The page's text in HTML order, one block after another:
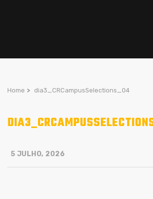
Home > dia3_CRCampusSelections_04
5 JULHO, 2026